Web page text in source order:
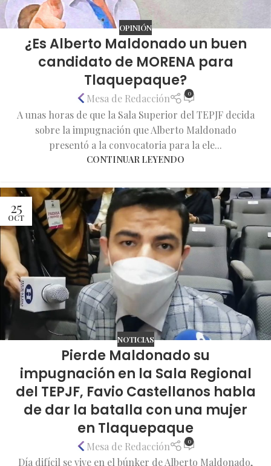
OPINIÓN
¿Es Alberto Maldonado un buen
candidato de MORENA para
Tlaquepaque?
Mesa de Redacción 0
A unas horas de que la Sala Superior del TEPJF decida
sobre la impugnación que Alberto Maldonado
presentó a la convocatoria para la ele...
CONTINUAR LEYENDO
25
OCT
NOTICIAS
Pierde Maldonado su
impugnación en la Sala Regional
del TEPJF, Favio Castellanos habla
de dar la batalla con una mujer
en Tlaquepaque
Mesa de Redacción 0
Día difícil se vive en el búnker de Alberto Maldonado,